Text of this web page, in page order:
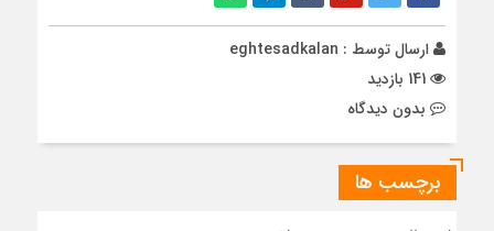
ارسال توسط : eghtesadkalan
بدون دیدگاه
برچسب ها